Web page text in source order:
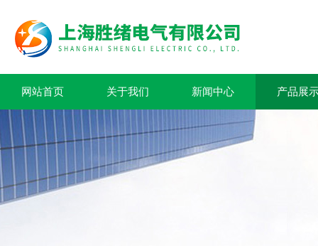
网站首页 关于我们 新闻中心 产品展